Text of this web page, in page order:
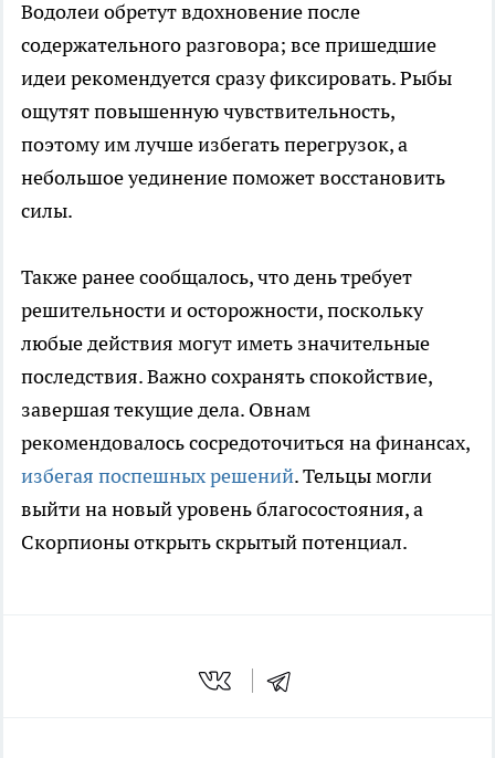
Водолеи обретут вдохновение после
содержательного разговора; все пришедшие
идеи рекомендуется сразу фиксировать. Рыбы
ощутят повышенную чувствительность,
поэтому им лучше избегать перегрузок, а
небольшое уединение поможет восстановить
силы.
Также ранее сообщалось, что день требует
решительности и осторожности, поскольку
любые действия могут иметь значительные
последствия. Важно сохранять спокойствие,
завершая текущие дела. Овнам
рекомендовалось сосредоточиться на финансах,
избегая поспешных решений. Тельцы могли
выйти на новый уровень благосостояния, а
Скорпионы открыть скрытый потенциал.